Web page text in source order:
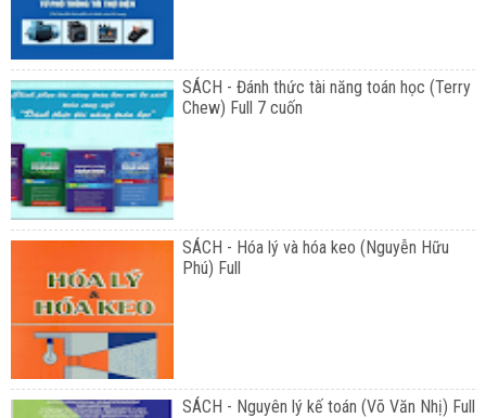
SÁCH - Đánh thức tài năng toán học (Terry
Chew) Full 7 cuốn
SÁCH - Hóa lý và hóa keo (Nguyễn Hữu
Phú) Full
SÁCH - Nguyên lý kế toán (Võ Văn Nhị) Full